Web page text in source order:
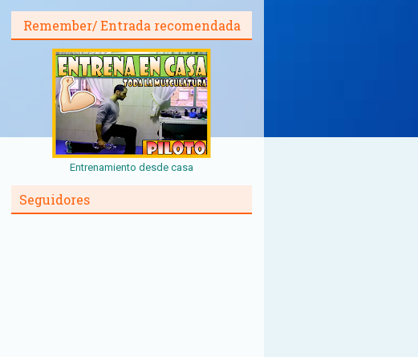
Remember/ Entrada recomendada
Entrenamiento desde casa
Seguidores